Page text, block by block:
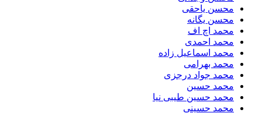
محسن یاحقی
محسن یگانه
محمد اچ اف
محمد احمدی
محمد اسماعیل زاده
محمد بهرامی
محمد جواد درجزی
محمد حسین
محمد حسین طیبی نیا
محمد حسینی